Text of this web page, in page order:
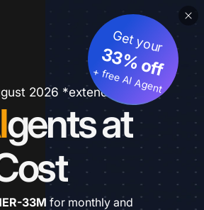
2026 *extended
gents at
Get your
33% off
+ free AI Agent
33M for monthly and